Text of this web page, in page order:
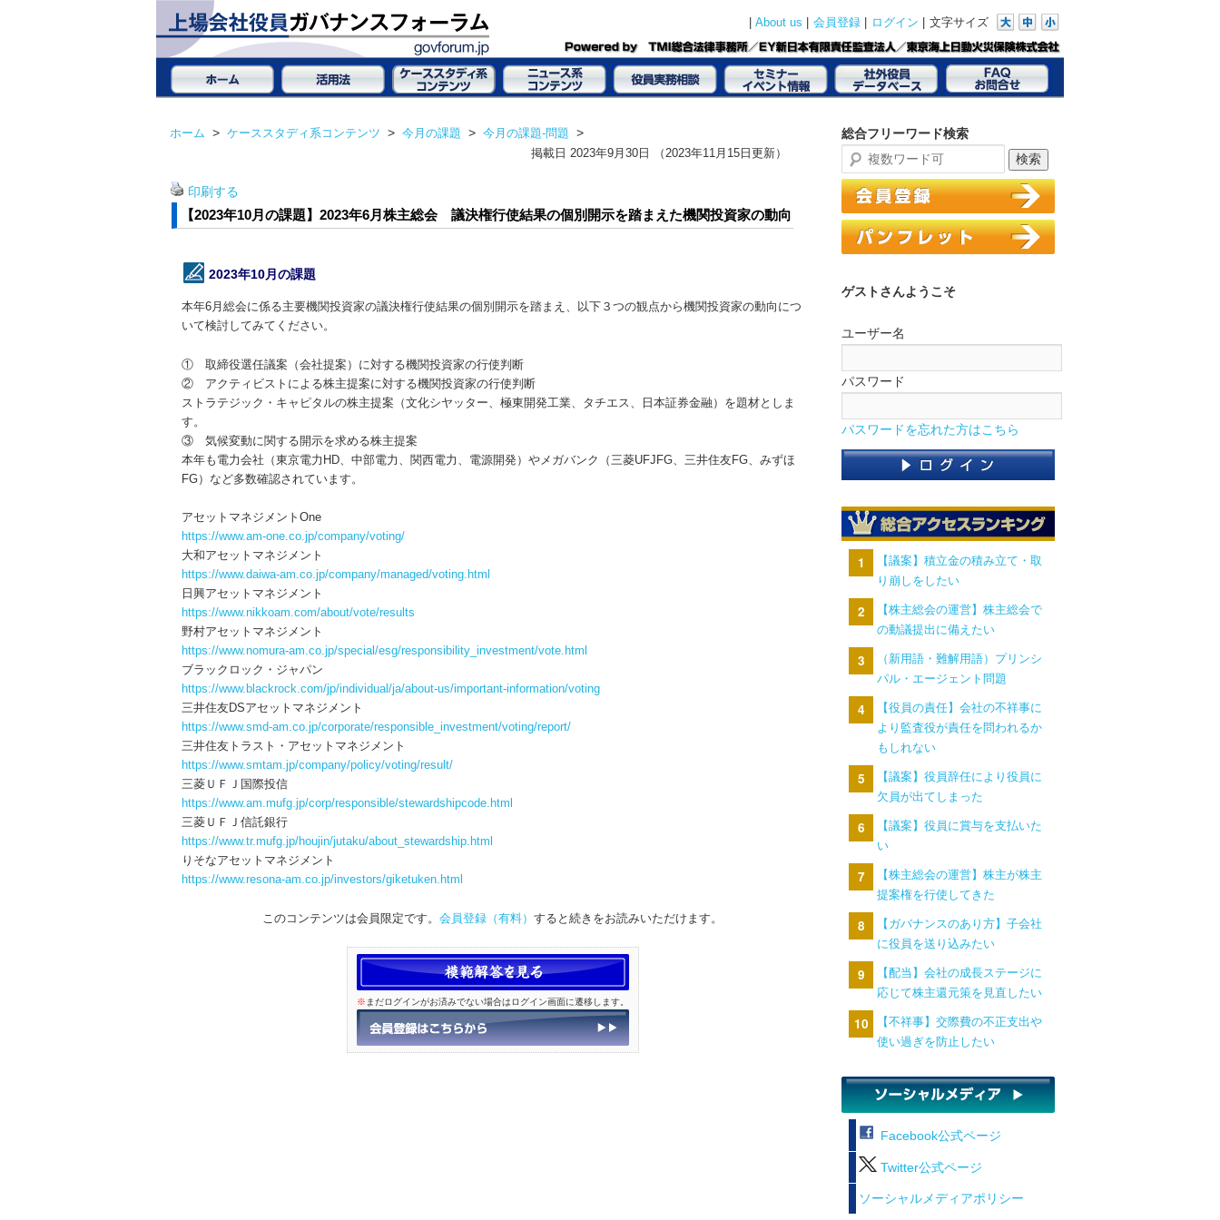
About us 会員登録 ログイン 文字サイズ
ホーム > ケーススタディ系コンテンツ > 今月の課題 > 今月の課題-問題 >
掲載日 2023年9月30日 （2023年11月15日更新）
印刷する
【2023年10月の課題】2023年6月株主総会 議決権行使結果の個別開示を踏まえた機関投資家の動向
2023年10月の課題
本年6月総会に係る主要機関投資家の議決権行使結果の個別開示を踏まえ、以下３つの観点から機関投資家の動向につ
いて検討してみてください。
① 取締役選任議案（会社提案）に対する機関投資家の行使判断
② アクティビストによる株主提案に対する機関投資家の行使判断
ストラテジック・キャピタルの株主提案（文化シヤッター、極東開発工業、タチエス、日本証券金融）を題材としま
す。
③ 気候変動に関する開示を求める株主提案
本年も電力会社（東京電力HD、中部電力、関西電力、電源開発）やメガバンク（三菱UFJFG、三井住友FG、みずほ
FG）など多数確認されています。
アセットマネジメントOne
https://www.am-one.co.jp/company/voting/
大和アセットマネジメント
https://www.daiwa-am.co.jp/company/managed/voting.html
日興アセットマネジメント
https://www.nikkoam.com/about/vote/results
野村アセットマネジメント
https://www.nomura-am.co.jp/special/esg/responsibility_investment/vote.html
ブラックロック・ジャパン
https://www.blackrock.com/jp/individual/ja/about-us/important-information/voting
三井住友DSアセットマネジメント
https://www.smd-am.co.jp/corporate/responsible_investment/voting/report/
三井住友トラスト・アセットマネジメント
https://www.smtam.jp/company/policy/voting/result/
三菱ＵＦＪ国際投信
https://www.am.mufg.jp/corp/responsible/stewardshipcode.html
三菱ＵＦＪ信託銀行
https://www.tr.mufg.jp/houjin/jutaku/about_stewardship.html
りそなアセットマネジメント
https://www.resona-am.co.jp/investors/giketuken.html
このコンテンツは会員限定です。会員登録（有料）すると続きをお読みいただけます。
※ まだログインがお済みでない場合はログイン画面に遷移します。
総合フリーワード検索
ゲストさんようこそ
ユーザー名
パスワード
パスワードを忘れた方はこちら
【議案】積立金の積み立て・取
り崩しをしたい
【株主総会の運営】株主総会で
の動議提出に備えたい
（新用語・難解用語）プリンシ
パル・エージェント問題
【役員の責任】会社の不祥事に
より監査役が責任を問われるか
もしれない
【議案】役員辞任により役員に
欠員が出てしまった
【議案】役員に賞与を支払いた
い
【株主総会の運営】株主が株主
提案権を行使してきた
【ガバナンスのあり方】子会社
に役員を送り込みたい
【配当】会社の成長ステージに
応じて株主還元策を見直したい
【不祥事】交際費の不正支出や
使い過ぎを防止したい
Facebook公式ページ
Twitter公式ページ
ソーシャルメディアポリシー